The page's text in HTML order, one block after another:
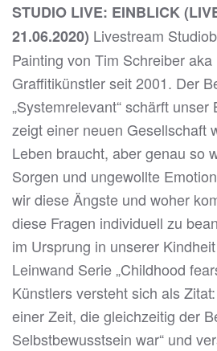
STUDIO LIVE: EINBLICK
21.06.2020) Livestream
Painting von Tim Schreiber
Graffitikünstler seit 2001. Der
„Systemrelevant“ schärft
zeigt einer neuen Gesellschaft
Leben braucht, aber genau so
Sorgen und ungewollte
wir diese Ängste und woher
diese Fragen individuell zu
im Ursprung in unserer
Leinwand Serie „Childhood
Künstlers versteht sich als
einer Zeit, die gleichzeitig der
Selbstbewusstsein war“ und